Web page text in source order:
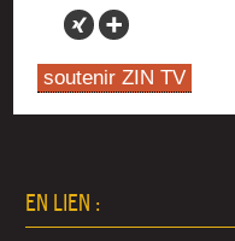
EN LIEN :
soutenir ZIN TV